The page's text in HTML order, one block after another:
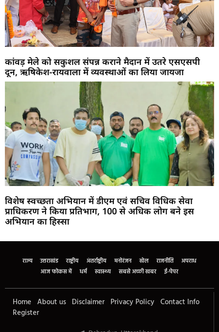
कांवड़ मेले को सकुशल संपन्न कराने मैदान में उतरे एसएसपी
दून, ऋषिकेश-रायवाला में व्यवस्थाओं का लिया जायजा
विशेष स्वच्छता अभियान में डीएम एवं सचिव विधिक सेवा
प्राधिकरण ने किया प्रतिभाग, 100 से अधिक लोग बने इस
अभियान का हिस्सा
राज्य उत्तराखंड राष्ट्रीय अंतर्राष्ट्रीय मनोरंजन खेल राजनीति
अपराध
आज फोकस में
धर्म स्वास्थ्य सबसे अच्छी खबर ई-पेपर
Home About us Disclaimer Privacy Policy Contact Info
Register